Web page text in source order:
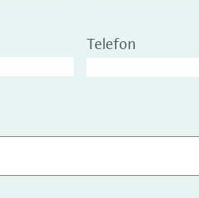
Telefon